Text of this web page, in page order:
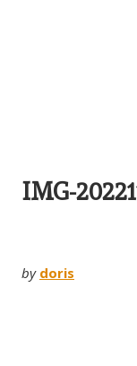
IMG-
by doris